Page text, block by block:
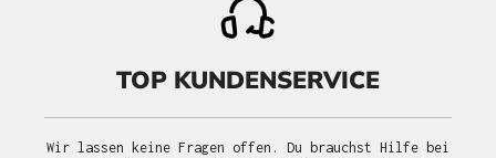
TOP KUNDENSERVICE
Wir lassen keine Fragen offen. Du brauchst Hilfe bei